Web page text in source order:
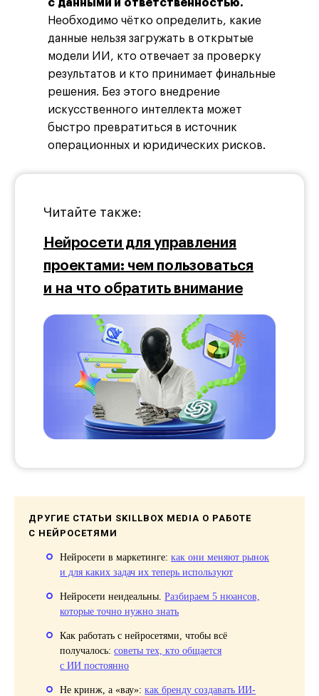
с данными и ответственностью.
Необходимо чётко определить, какие
данные нельзя загружать в открытые
модели ИИ, кто отвечает за проверку
результатов и кто принимает финальные
решения. Без этого внедрение
искусственного интеллекта может
быстро превратиться в источник
операционных и юридических рисков.
Читайте также:
Нейросети для управления
проектами: чем пользоваться
и на что обратить внимание
ДРУГИЕ СТАТЬИ SKILLBOX MEDIA О РАБОТЕ
С НЕЙРОСЕТЯМИ
Нейросети в маркетинге:как они меняют рынок
и для каких задач их теперь используют
Нейросети неидеальны.Разбираем 5 нюансов,
которые точно нужно знать
Как работать с нейросетями, чтобы всё
получалось:советы тех, кто общается
с ИИ постоянно
Не кринж, а «вау»:как бренду создавать ИИ-